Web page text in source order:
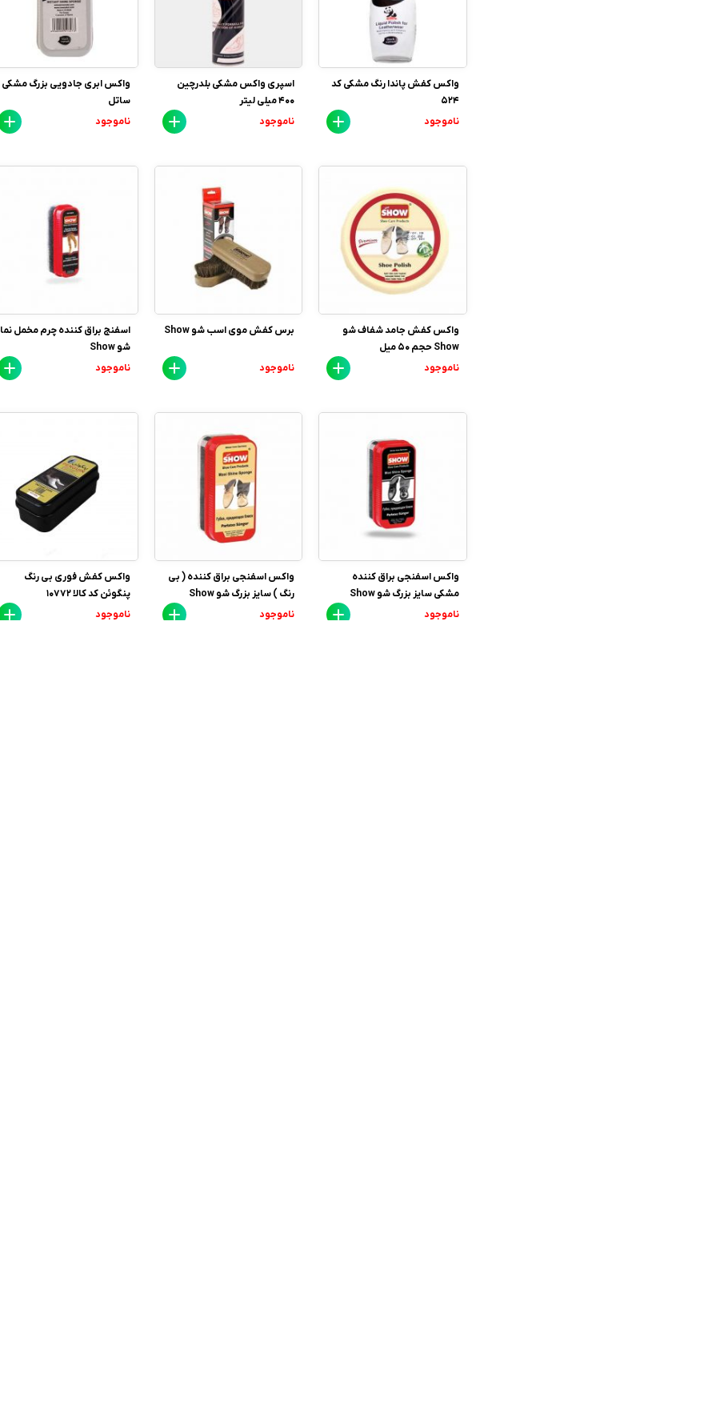
واکس کفش پاندا رنگ مشکی کد
524
ناموجود
اسپری واکس مشکی بلدرچین
400 میلی لیتر
ناموجود
واکس ابری جادویی بزرگ مشکی
ساتل
ناموجود
واکس کفش جامد شفاف شو
Show حجم 50 میل
ناموجود
برس کفش موی اسب شو Show
ناموجود
اسفنج براق کننده چرم مخمل نما
شو Show
ناموجود
واکس اسفنجی براق کننده
مشکی سایز بزرگ شو Show
ناموجود
واکس اسفنجی براق کننده ( بی
رنگ ) سایز بزرگ شو Show
ناموجود
واکس کفش فوری بی رنگ
پنگوئن کد کالا 10772
ناموجود